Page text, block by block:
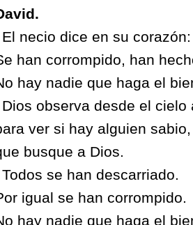
El necio dice en su corazón:
han corrompido, han
hay nadie que haga el
Dios observa desde el cielo
ver si hay alguien sabio,
busque a Dios.
Todos se han descarriado.
igual se han corrompido.
hay nadie que haga el